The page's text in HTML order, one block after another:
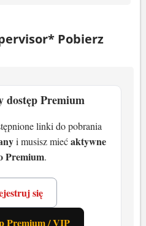
11 64-Bit
NVIDIA GeForce
AMD Radeon RX
110 GB
nowego
Pobierz
dostęp Premium
linki do pobrania
i musisz miećaktywne
Premium.
się
Premium / VIP